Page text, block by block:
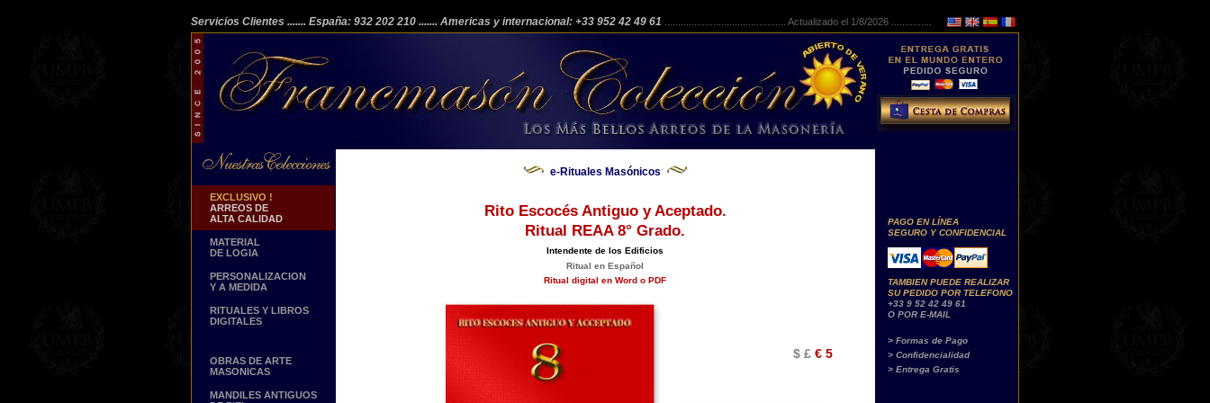
Servicios Clientes ....... España: 932 202 210 ....... Americas y internacional: +33 952 42 49 61 Actualizado el 1/8/2026 ...............
EXCLUSIVO !
ARREOS DE
ALTA CALIDAD
MATERIAL
DE LOGIA
PERSONALIZACION
Y A MEDIDA
RITUALES Y LIBROS
DIGITALES
OBRAS DE ARTE
MASONICAS
MANDILES ANTIGUOS
e-Rituales Masónicos
Rito Escocés Antiguo y Aceptado.
Ritual REAA 8° Grado.
Intendente de los Edificios
Ritual en Español
Ritual digital en Word o PDF
$ £ € 5
PAGO EN LÍNEA
SEGURO Y CONFIDENCIAL
TAMBIEN PUEDE REALIZAR
SU PEDIDO POR TELEFONO
+33 9 52 42 49 61
O POR E-MAIL
> Formas de Pago
> Confidencialidad
> Entrega Gratis